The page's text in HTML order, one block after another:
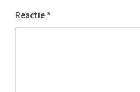
Reactie *